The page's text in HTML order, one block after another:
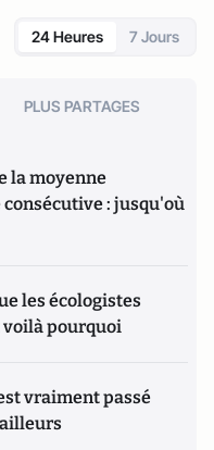
24 Heures 7 Jours
PLUS PARTAGES
la moyenne
: jusqu'où
les écologistes
voilà pourquoi
vraiment passé